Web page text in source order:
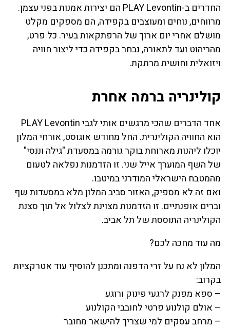
החדרים ב-PLAY Levontin הם יצירות אמנות בפני עצמן.
מרווחים, נוחים ומעוצבים בקפידה, הם מספקים מקלט
מושלם אחרי יום ארוך של הרפתקאות בעיר. כל פרט,
מהריהוט ועד לתאורה, נבחר בקפידה כדי ליצור חוויה
ויזואלית וחושית מרתקת.
קולינריה ברמה אחרת
אחד הדברים שהכי מרגשים אותי לגבי PLAY Levontin
הוא החוויה הקולינרית. החל מחודש אוגוסט, אורחי המלון
יוכלו ליהנות מארוחת בוקר גורמה במסעדת "גילה וננסי"
של השף המוערך אייל שני. זו הזדמנות נפלאה לטעום
מהמטבח הישראלי המודרני במיטבו.
ואם זה לא מספיק, האזור סביב המלון מלא במסעדות שף
וברים אופנתיים. זו הזדמנות מצוינת לצלול אל תוך סצנת
הקולינריה התוססת של תל אביב.
מה עוד מחכה לכם?
המלון לא נח על זרי הדפנה ומתכנן להוסיף עוד אטרקציות
בקרוב:
– ספא מפנק לרגעי פינוק ורוגע
– אולם קולנוע פרטי לחובבי הקולנוע
– מרחב עסקים למי שצריך להישאר מחובר